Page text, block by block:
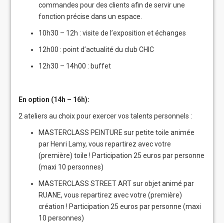
commandes pour des clients afin de servir une
fonction précise dans un espace.
10h30 – 12h : visite de l’exposition et échanges
12h00 : point d’actualité du club CHIC
12h30 – 14h00 : buffet
En option (14h – 16h):
2 ateliers au choix pour exercer vos talents personnels :
MASTERCLASS PEINTURE sur petite toile animée
par Henri Lamy, vous repartirez avec votre
(première) toile ! Participation 25 euros par personne
(maxi 10 personnes)
MASTERCLASS STREET ART sur objet animé par
RUANE, vous repartirez avec votre (première)
création ! Participation 25 euros par personne (maxi
10 personnes)